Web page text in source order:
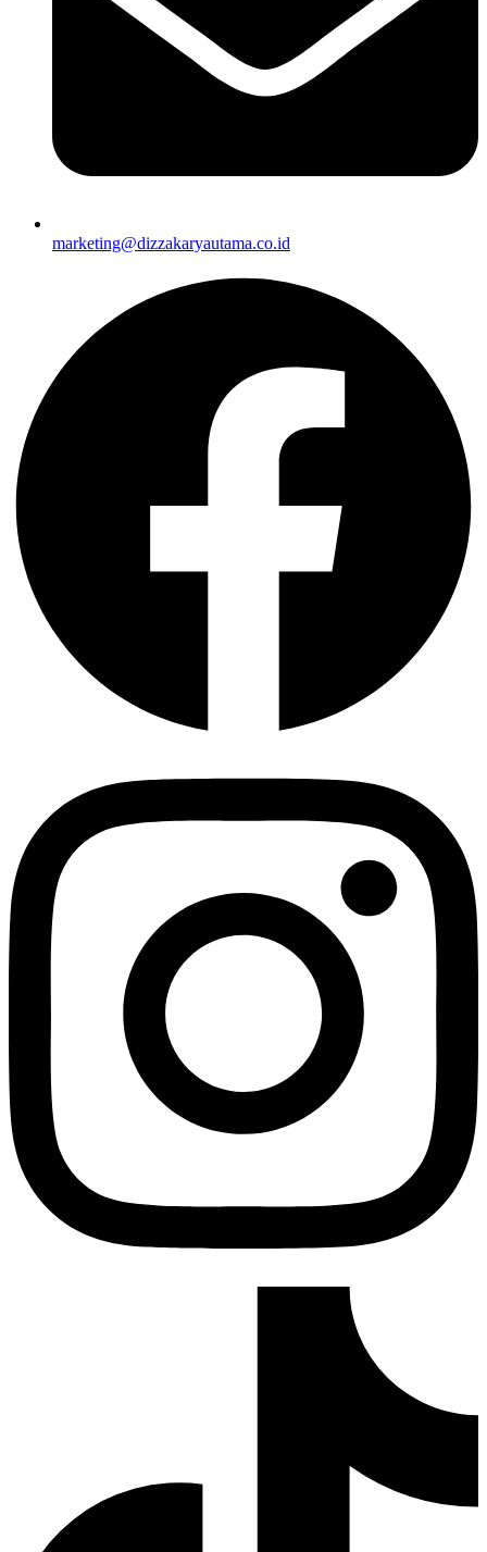
marketing@dizzakaryautama.co.id